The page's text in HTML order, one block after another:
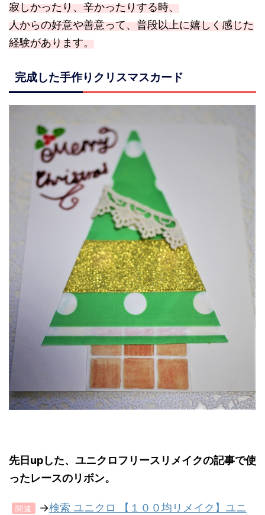
寂しかったり、辛かったりする時、
人からの好意や善意って、普段以上に嬉しく感じた
経験があります。
完成した手作りクリスマスカード
先日upした、ユニクロフリースリメイクの記事で使
ったレースのリボン。
関連 →検索 ユニクロ 【１００均リメイク】ユニ